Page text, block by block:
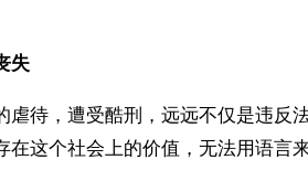
失
虐待，遭受酷刑，远远不仅是违反
在这个社会上的价值，无法用语言